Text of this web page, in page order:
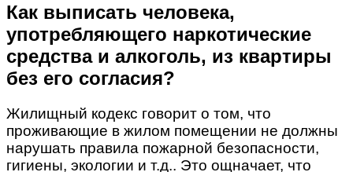
Как выписать человека,
употребляющего наркотические
средства и алкоголь, из квартиры
без его согласия?
Жилищный кодекс говорит о том, что
проживающие в жилом помещении не должны
нарушать правила пожарной безопасности,
гигиены, экологии и т.д.. Это ощначает, что